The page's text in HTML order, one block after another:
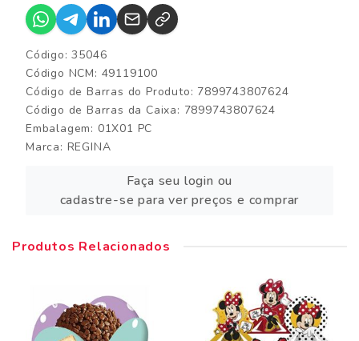
Código: 35046
Código NCM: 49119100
Código de Barras do Produto: 7899743807624
Código de Barras da Caixa: 7899743807624
Embalagem: 01X01 PC
Marca: REGINA
Faça seu login ou
cadastre-se para ver preços e comprar
Produtos Relacionados